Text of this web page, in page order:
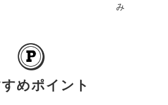
み
めポイント